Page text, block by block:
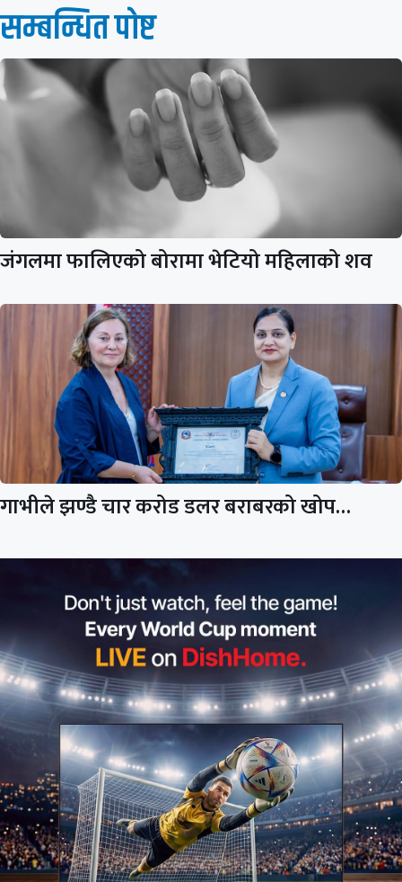
सम्बन्धित पाेष्ट
जंगलमा फालिएको बोरामा भेटियो महिलाको शव
गाभीले झण्डै चार करोड डलर बराबरको खोप…